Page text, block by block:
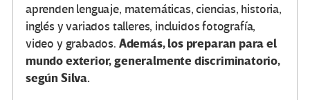
aprenden lenguaje, matemáticas, ciencias, historia,
inglés y variados talleres, incluidos fotografía,
video y grabados. Además, los preparan para el
mundo exterior, generalmente discriminatorio,
según Silva.